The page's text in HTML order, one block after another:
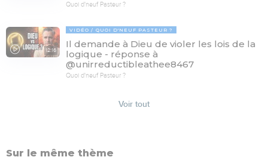
Quoi d'neuf Pasteur ?
12:16
VIDÉO QUOI D'NEUF PASTEUR ?
Il demande à Dieu de violer les lois de la
logique - réponse à
@unirreductibleathee8467
Quoi d'neuf Pasteur ?
Voir tout
Sur le même thème